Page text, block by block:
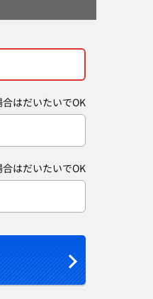
はだいたいでOK
はだいたいでOK